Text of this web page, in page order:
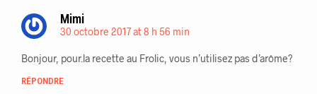
Mimi
30 octobre 2017 at 8 h 56 min
Bonjour, pour.la recette au Frolic, vous n’utilisez pas d’arôme?
RÉPONDRE